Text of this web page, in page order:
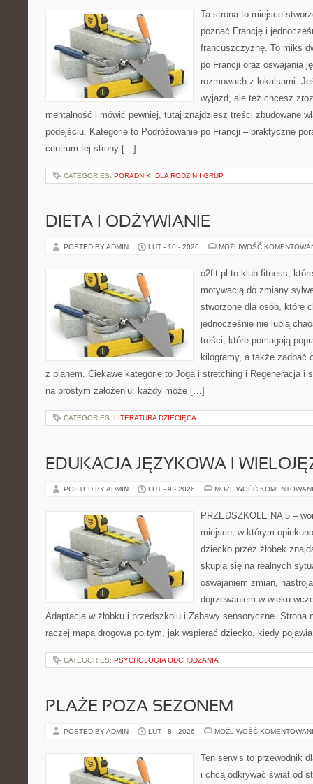
Ta strona to miejsce
poznać Francję i
francuszczyznę. To miks
po Francji oraz oswajania
rozmowach z lokalsami.
wyjazd, ale też chcesz
mentalność i mówić pewniej, tutaj znajdziesz treści zbudowane
podejściu. Kategorie to Podróżowanie po Francji – praktyczne
centrum tej strony […]
CATEGORIES: PORADNIKI DLA RODZIN I GRUP
DIETA I ODŻYWIANIE
POSTED BY ADMIN LUT - 10 - 2026 MOŻLIWOŚĆ
o2fit.pl to klub fitness,
motywacją do zmiany
stworzone dla osób, które
jednocześnie nie lubią
treści, które pomagają
kilogramy, a także
z planem. Ciekawe kategorie to Joga i stretching i Regeneracja i
na prostym założeniu: każdy może […]
CATEGORIES: LITERATURA DZIECIĘCA
EDUKACJA JĘZYKOWA I
POSTED BY ADMIN LUT - 9 - 2026 MOŻLIWOŚĆ
PRZEDSZKOLE NA 5 –
miejsce, w którym
dziecko przez żłobek
skupia się na realnych
oswajaniem zmian,
dojrzewaniem w wieku
Adaptacja w żłobku i przedszkolu i Zabawy sensoryczne. Strona
raczej mapa drogowa po tym, jak wspierać dziecko, kiedy
CATEGORIES: PSYCHOLOGIA ODCHUDZANIA
PLAŻE POZA SEZONEM
POSTED BY ADMIN LUT - 8 - 2026 MOŻLIWOŚĆ
Ten serwis to przewodnik
i chcą odkrywać świat od